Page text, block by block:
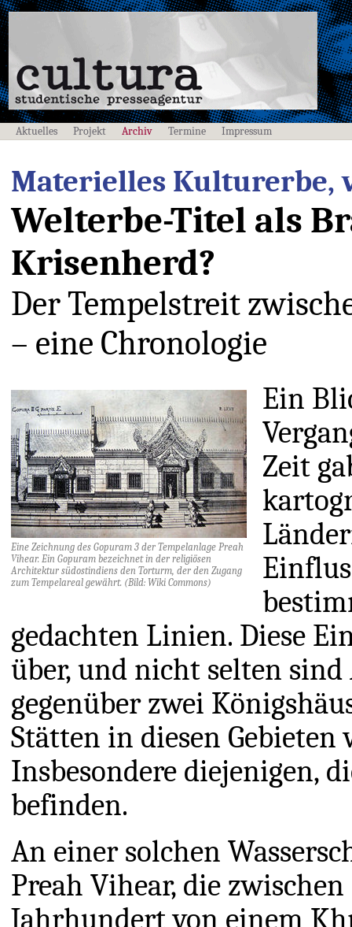
Aktuelles Projekt Archiv Termine Impressum
Materielles Kulturerbe,
Welterbe-Titel als
Krisenherd?
Der Tempelstreit
– eine Chronologie
Eine Zeichnung des Gopuram 3 der Tempelanlage Preah
Vihear. Ein Gopuram bezeichnet in der religiösen
Architektur südostindiens den Torturm, der den Zugang
zum Tempelareal gewährt. (Bild: Wiki Commons)
Ein
Zeit
gedachten Linien. Diese
über, und nicht selten
gegenüber zwei
Stätten in diesen
Insbesondere diejenigen,
befinden.
An einer solchen
Preah Vihear, die
Jahrhundert von einem